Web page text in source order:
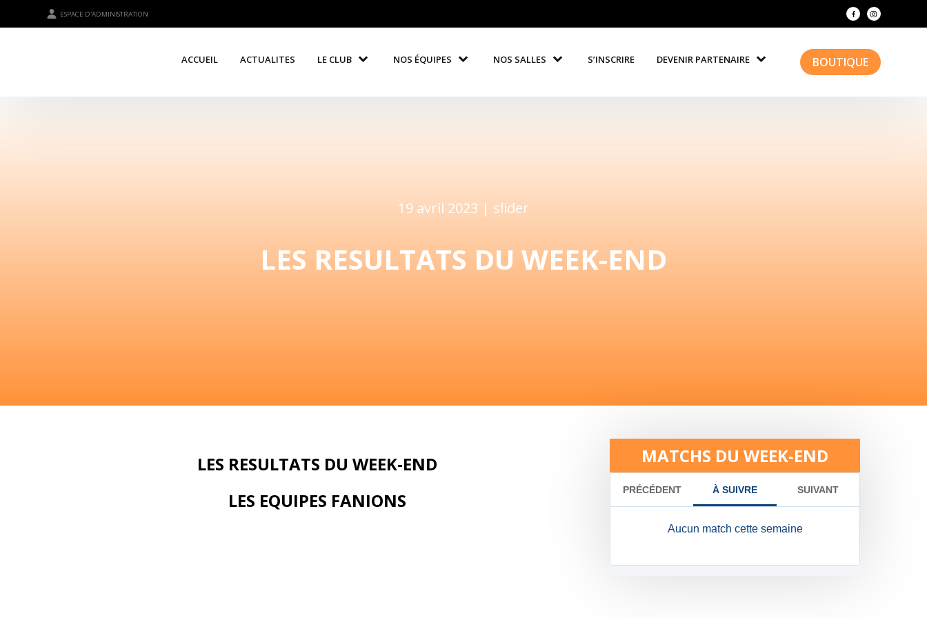
ESPACE D'ADMINISTRATION
ACCUEIL ACTUALITES LE CLUB NOS ÉQUIPES NOS SALLES S’INSCRIRE DEVENIR PARTENAIRE BOUTIQUE
19 avril 2023 | slider
LES RESULTATS DU WEEK-END
LES RESULTATS DU WEEK-END
LES EQUIPES FANIONS
MATCHS DU WEEK-END